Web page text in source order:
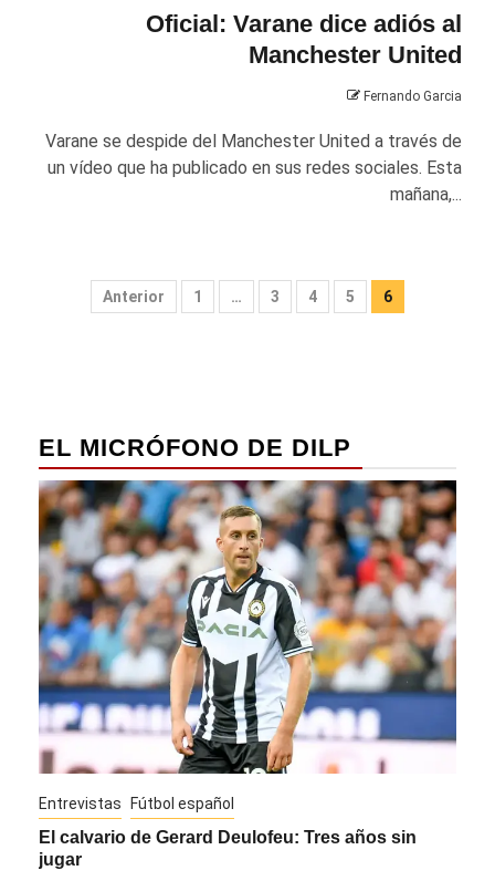
Oficial: Varane dice adiós al
Manchester United
Fernando Garcia
Varane se despide del Manchester United a través de
un vídeo que ha publicado en sus redes sociales. Esta
mañana,...
Paginación
Anterior 1 … 3 4 5 6
EL MICRÓFONO DE DILP
Entrevistas Fútbol español
El calvario de Gerard Deulofeu: Tres años sin
jugar